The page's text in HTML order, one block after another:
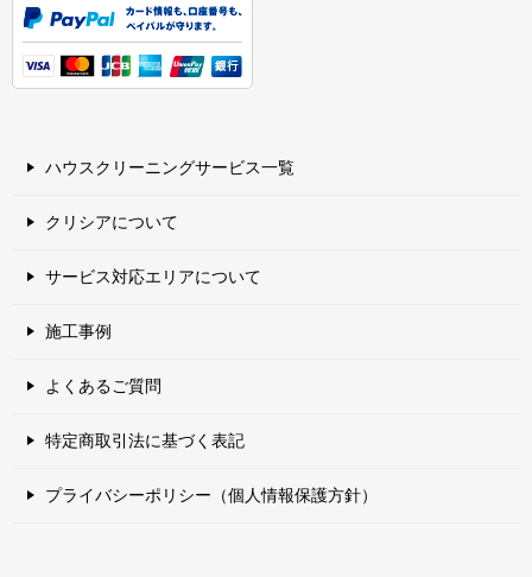
ハウスクリーニングサービス一覧
クリシアについて
サービス対応エリアについて
施工事例
よくあるご質問
特定商取引法に基づく表記
プライバシーポリシー（個人情報保護方針）